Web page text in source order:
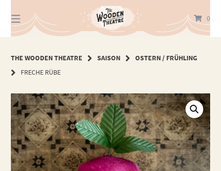
zum
Inhalt
0
THE WOODEN THEATRE SAISON
OSTERN / FRÜHLING
FRECHE RÜBE